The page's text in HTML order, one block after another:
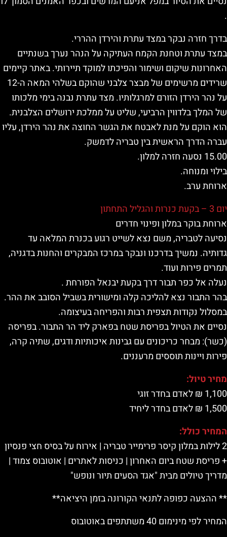
.
בדרך חזרה נבקר במצד עתרת והירדן ההררי.
במצד עתרת וטחנת הקמח העתיקה על הנהר נערך בשנתיים
האחרונות שיקום ושימור והפיכתו למוקד תיירותי. באתר קיימים
שרידים מרשימים של מבצר צלבני שהוקם בשלהי המאה ה-12
על נהר הירדן הזורם למרגלותיו. מצד עתרת נבנה בימי מלכותו
של המלך בלדווין הרביעי, שליט על ממלכת ירושלים הצלבנית.
הוא הוקם על מנת לאבטח את הגשר החוצה את נהר הירדן, עליו
עברה הדרך הראשית בין טבריה לדמשק.
15.00 נסעה חזרה למלון.
בילוי ומנוחה.
ארוחת ערב.
יום 3 – בקעת כנרות והגליל התחתון
ארוחת בוקר במלון ופינוי חדרים
נסיעה לטבריה, משם נצא לשייט רגוע בכנרת המלאה עד
גדותיה. נמשיך בדרכנו ונבקר במרכז המבקרים והחנות בדגניה,
תמרים פירות ועוד.
נעלה אל כפר תבור דרך בקעת יבנאל הפורחת .
בהר התבור נצא להליכה קלה ומישורית בשביל הסובב את ההר.
במסלול נקודות תצפית רבות והפריחה בעיצומה.
נסיים את הטיול בפריסת שטח בפארק ליד הר התבור. בפריסה
(כשר): מבחר כריכונים עם גבינות איכותיות ודגים, שתיה קרה,
פירות ויינות תוססים מרעננים.
מחיר טיול:
1,100 ₪ לאדם בחדר זוגי
1,500 ₪ לאדם בחדר ליחיד
המחיר כולל:
2 לילות במלון קיסר פרימייר טבריה | אירוח על בסיס חצי פנסיון
+ פריסת שטח ביום האחרון | כניסות לאתרים | אוטובוס צמוד |
מדריך טיולים מבית "אגד הסעים תיור ונופש"
** ההצעה כפופה לתנאי הקורונה בזמן היציאה**
המחיר לפי מינימום 40 משתתפים באוטובוס